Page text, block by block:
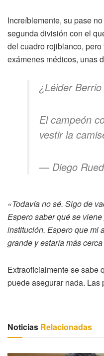
Increíblemente, su pase
segunda división con el
del cuadro rojiblanco,
exámenes médicos, unas
¿Léider
El campeón
vestir la
— Diego
«Todavía no sé. Sigo de
Espero saber qué se
institución. Espero que mi
grande y estaría más
Extraoficialmente se sabe
puede asegurar nada. Las
Noticias Relacionadas